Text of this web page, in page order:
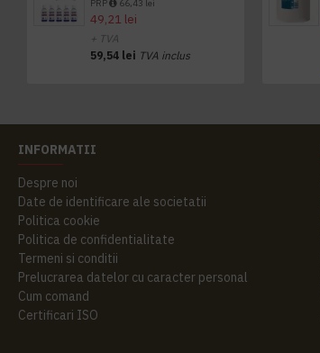
PRP 66,43 lei
49,21 lei
+ TVA
59,54 lei TVA inclus
INFORMATII
Despre noi
Date de identificare ale societatii
Politica cookie
Politica de confidentialitate
Termeni si conditii
Prelucrarea datelor cu caracter personal
Cum comand
Certificari ISO